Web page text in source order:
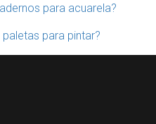
para acuarela?
para pintar?